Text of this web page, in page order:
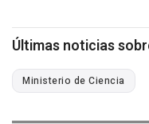
Últimas noticias
Ministerio de Ciencia